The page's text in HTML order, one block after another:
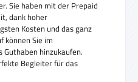
Sie haben mit der Prepaid
dank hoher
Kosten und das ganz
können Sie im
hinzukaufen.
Begleiter für das